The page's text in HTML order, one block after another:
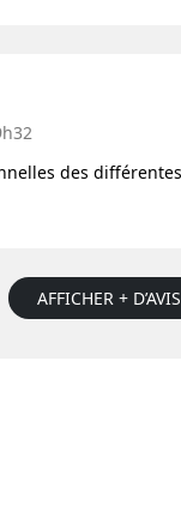
des
AFFICHER + D’AVIS